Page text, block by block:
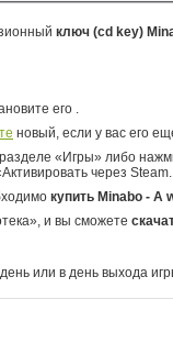
ключ (cd key)
его .
новый, если у вас его
«Игры» либо
через
купить Minabo - A
и вы сможете
или в день выхода